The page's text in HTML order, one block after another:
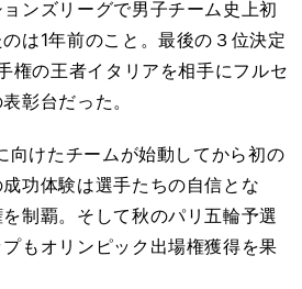
ンズリーグで男子チーム史上初
は1年前のこと。最後の３位決定
権の王者イタリアを相手にフルセ
彰台だった。
けたチームが始動してから初の
功体験は選手たちの自信とな
制覇。そして秋のパリ五輪予選
もオリンピック出場権獲得を果